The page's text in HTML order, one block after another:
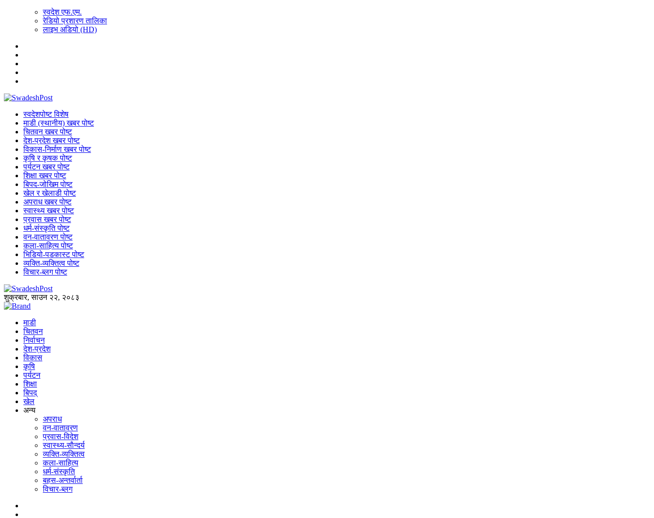
स्वदेश एफ.एम.
रेडियो प्रशारण तालिका
लाइभ अडियो (HD)
स्वदेशपोष्ट विशेष
माडी (स्थानीय) खबर पोष्ट
चितवन खबर पोष्ट
देश-प्रदेश खबर पोष्ट
विकास-निर्माण खबर पोष्ट
कृषि र कृषक पोष्ट
पर्यटन खबर पोष्ट
शिक्षा खबर पोष्ट
बिपद-जोखिम पोष्ट
खेल र खेलाडी पोष्ट
अपराध खबर पोष्ट
स्वास्थ्य खबर पोष्ट
प्रवास खबर पोष्ट
धर्म-संस्कृति पोष्ट
वन-वातावरण पोष्ट
कला-साहित्य पोष्ट
भिडियो-पडकास्ट पोष्ट
व्यक्ति-व्यक्तित्व पोष्ट
विचार-ब्लग पोष्ट
शुक्रबार, साउन २२, २०८३
माडी
चितवन
निर्वाचन
देश-प्रदेश
विकास
कृषि
पर्यटन
शिक्षा
बिपद्
खेल
अन्य
अपराध
वन-वातावरण
प्रवास-विदेश
स्वास्थ्य-साैन्दर्य
व्यक्ति-व्यक्तित्व
कला-साहित्य
धर्म-संस्कृति
बहस-अन्तर्वार्ता
विचार-ब्लग